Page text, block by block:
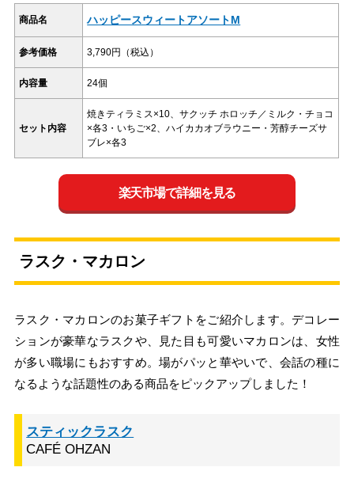
商品名 ハッピースウィートアソートM
参考価格 3,790円（税込）
内容量 24個
セット内容
焼きティラミス×10、サクッチ ホロッチ／ミルク・チョコ
×各3・いちご×2、ハイカカオブラウニー・芳醇チーズサ
ブレ×各3
楽天市場で詳細を見る
ラスク・マカロン
ラスク・マカロンのお菓子ギフトをご紹介します。デコレー
ションが豪華なラスクや、見た目も可愛いマカロンは、女性
が多い職場にもおすすめ。場がパッと華やいで、会話の種に
なるような話題性のある商品をピックアップしました！
スティックラスク
CAFÉ OHZAN